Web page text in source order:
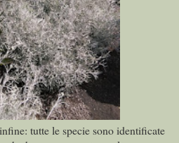
tutte le specie sono identificate